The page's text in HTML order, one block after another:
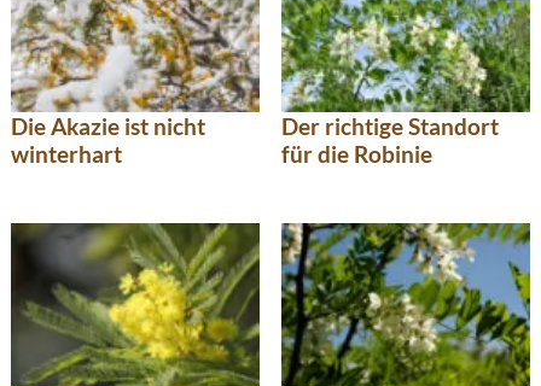
Die Akazie ist nicht
winterhart
Der richtige Standort
für die Robinie